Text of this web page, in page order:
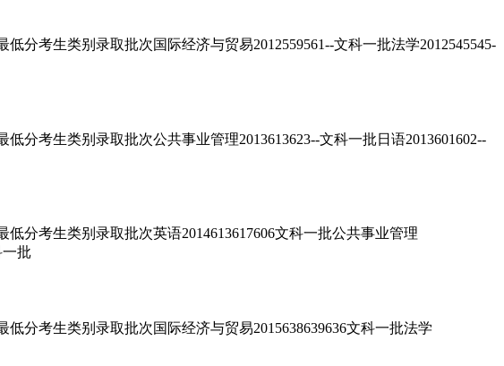
分考生类别录取批次国际经济与贸易2012559561--文科一批法学2012545545-
分考生类别录取批次公共事业管理2013613623--文科一批日语2013601602--
分考生类别录取批次英语2014613617606文科一批公共事业管理
一批
分考生类别录取批次国际经济与贸易2015638639636文科一批法学